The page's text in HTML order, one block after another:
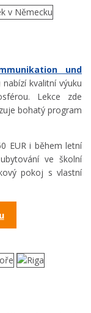
und
kvalitní výuku
Lekce zde
bohatý program
EUR i během letní
ve školní
pokoj s vlastní